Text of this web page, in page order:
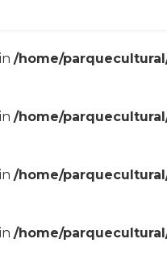
in/home/
in/home/
in/home/
in/home/